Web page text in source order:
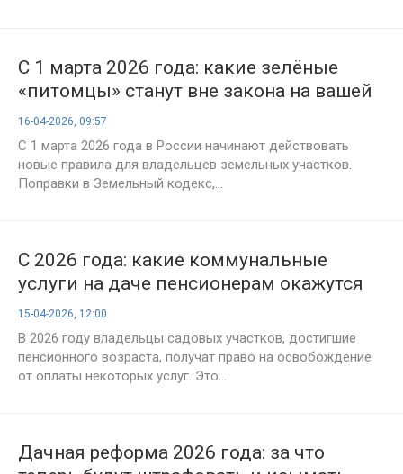
С 1 марта 2026 года: какие зелёные
«питомцы» станут вне закона на вашей
даче
16-04-2026, 09:57
С 1 марта 2026 года в России начинают действовать
новые правила для владельцев земельных участков.
Поправки в Земельный кодекс,...
С 2026 года: какие коммунальные
услуги на даче пенсионерам окажутся
бесплатными?
15-04-2026, 12:00
В 2026 году владельцы садовых участков, достигшие
пенсионного возраста, получат право на освобождение
от оплаты некоторых услуг. Это...
Дачная реформа 2026 года: за что